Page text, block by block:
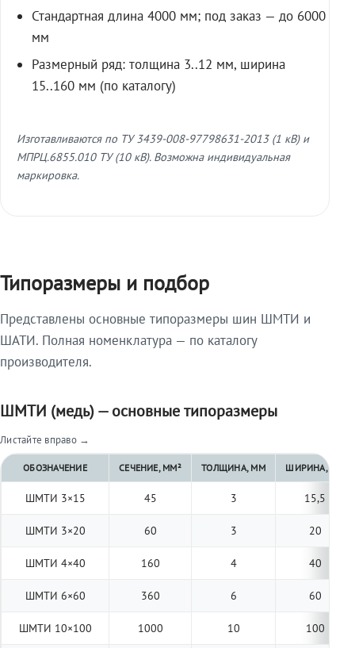
Стандартная длина 4000 мм; под заказ — до 6000
мм
Размерный ряд: толщина 3..12 мм, ширина
15..160 мм (по каталогу)
Изготавливаются по ТУ 3439-008-97798631-2013 (1 кВ) и
МПРЦ.6855.010 ТУ (10 кВ). Возможна индивидуальная
маркировка.
Типоразмеры и подбор
Представлены основные типоразмеры шин ШМТИ и
ШАТИ. Полная номенклатура — по каталогу
производителя.
ШМТИ (медь) — основные типоразмеры
Листайте вправо →
ОБОЗНАЧЕНИЕ СЕЧЕНИЕ, ММ² ТОЛЩИНА, ММ ШИРИНА, ММ
ШМТИ 3×15 45 3 15,5
ШМТИ 3×20 60 3 20
ШМТИ 4×40 160 4 40
ШМТИ 6×60 360 6 60
ШМТИ 10×100 1000 10 100